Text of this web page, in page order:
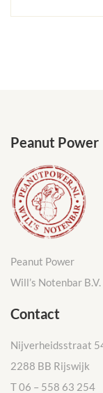
Peanut Power
Peanut Power
Will’s Notenbar B.V.
Contact
Nijverheidsstraat
2288 BB Rijswijk
T 06 – 558 63 254